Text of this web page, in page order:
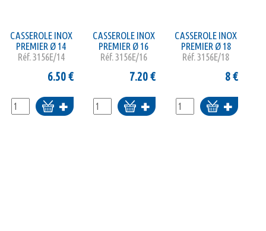
CASSEROLE INOX
PREMIER Ø 14
Réf.3156E/14
6.50€
Ajouter
au
CASSEROLE INOX
PREMIER Ø 16
Réf.3156E/16
7.20€
Ajouter
au
CASSEROLE INOX
PREMIER Ø 18
Réf.3156E/18
8€
Ajouter
au